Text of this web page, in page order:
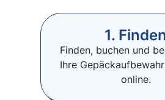
1. Finden
Finden, buchen und
Ihre
online.